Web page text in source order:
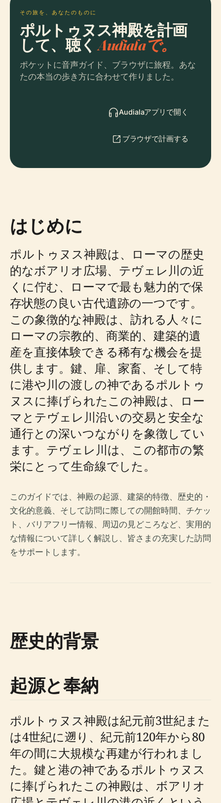
その旅を、あなたのものに
ポルトゥヌス神殿を計画
して、聴くAudialaで。
ポケットに音声ガイド、ブラウザに旅程。あな
たの本当の歩き方に合わせて作りました。
Audialaアプリで開く
ブラウザで計画する
はじめに
ポルトゥヌス神殿は、ローマの歴史
的なボアリオ広場、テヴェレ川の近
くに佇む、ローマで最も魅力的で保
存状態の良い古代遺跡の一つです。
この象徴的な神殿は、訪れる人々に
ローマの宗教的、商業的、建築的遺
産を直接体験できる稀有な機会を提
供します。鍵、扉、家畜、そして特
に港や川の渡しの神であるポルトゥ
ヌスに捧げられたこの神殿は、ロー
マとテヴェレ川沿いの交易と安全な
通行との深いつながりを象徴してい
ます。テヴェレ川は、この都市の繁
栄にとって生命線でした。
このガイドでは、神殿の起源、建築的特徴、歴史的・
文化的意義、そして訪問に際しての開館時間、チケッ
ト、バリアフリー情報、周辺の見どころなど、実用的
な情報について詳しく解説し、皆さまの充実した訪問
をサポートします。
歴史的背景
起源と奉納
ポルトゥヌス神殿は紀元前3世紀また
は4世紀に遡り、紀元前120年から80
年の間に大規模な再建が行われまし
た。鍵と港の神であるポルトゥヌス
に捧げられたこの神殿は、ボアリオ